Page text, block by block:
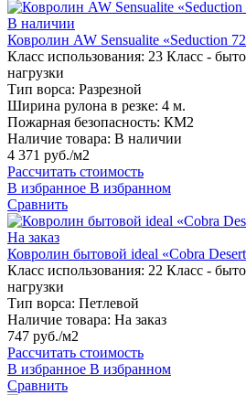
В наличии
Ковролин AW Sensualite «Seduction
Класс использования: 23 Класс -
нагрузки
Тип ворса: Разрезной
Ширина рулона в резке: 4 м.
Пожарная безопасность: КМ2
Наличие товара: В наличии
4 371 руб./м2
Рассчитать стоимость
В избранное В избранном
Сравнить
На заказ
Ковролин бытовой ideal «Cobra
Класс использования: 22 Класс -
нагрузки
Тип ворса: Петлевой
Наличие товара: На заказ
747 руб./м2
Рассчитать стоимость
В избранное В избранном
Сравнить